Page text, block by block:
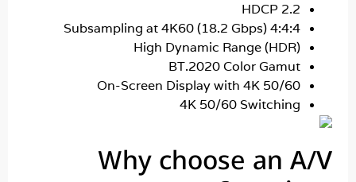
HDCP
High Dynamic Range
BT.2020 Color
On-Screen Display with 4K 50/
4K 50/60
Why choose an